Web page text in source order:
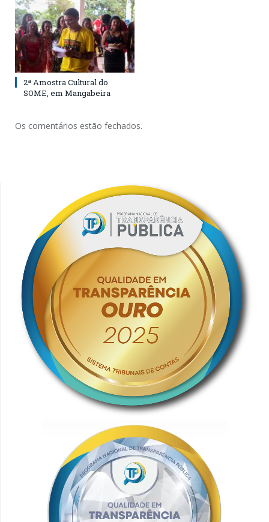
2ª Amostra Cultural do
SOME, em Mangabeira
Os comentários estão fechados.